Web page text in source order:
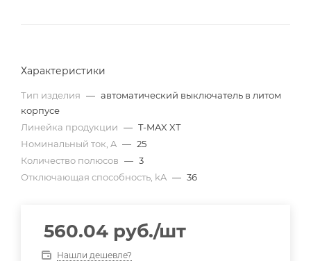
Характеристики
Тип изделия — автоматический выключатель в литом
корпусе
Линейка продукции — T-MAX XT
Номинальный ток, A — 25
Количество полюсов — 3
Отключающая способность, kA — 36
560.04 руб./шт
Нашли дешевле?